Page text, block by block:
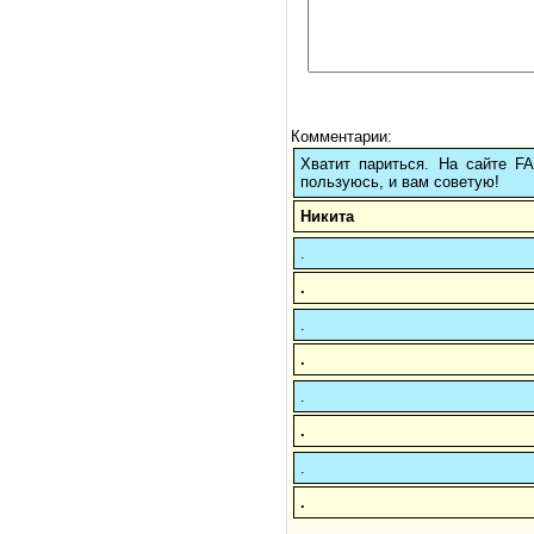
Комментарии:
Хватит париться. На сайте
пользуюсь, и вам советую!
Никита
.
.
.
.